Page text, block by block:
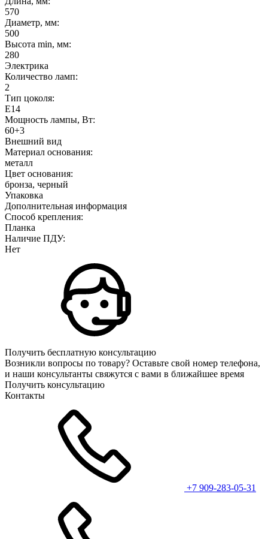
570
Диаметр, мм:
500
Высота min, мм:
280
Электрика
Количество ламп:
2
Тип цоколя:
E14
Мощность лампы, Вт:
60+3
Внешний вид
Материал основания:
металл
Цвет основания:
бронза, черный
Упаковка
Дополнительная информация
Способ крепления:
Планка
Наличие ПДУ:
Нет
Получить бесплатную консультацию
Возникли вопросы по товару? Оставьте свой номер телефона,
и наши консультанты свяжутся с вами в ближайшее время
Получить консультацию
Контакты
+7 909-283-05-31